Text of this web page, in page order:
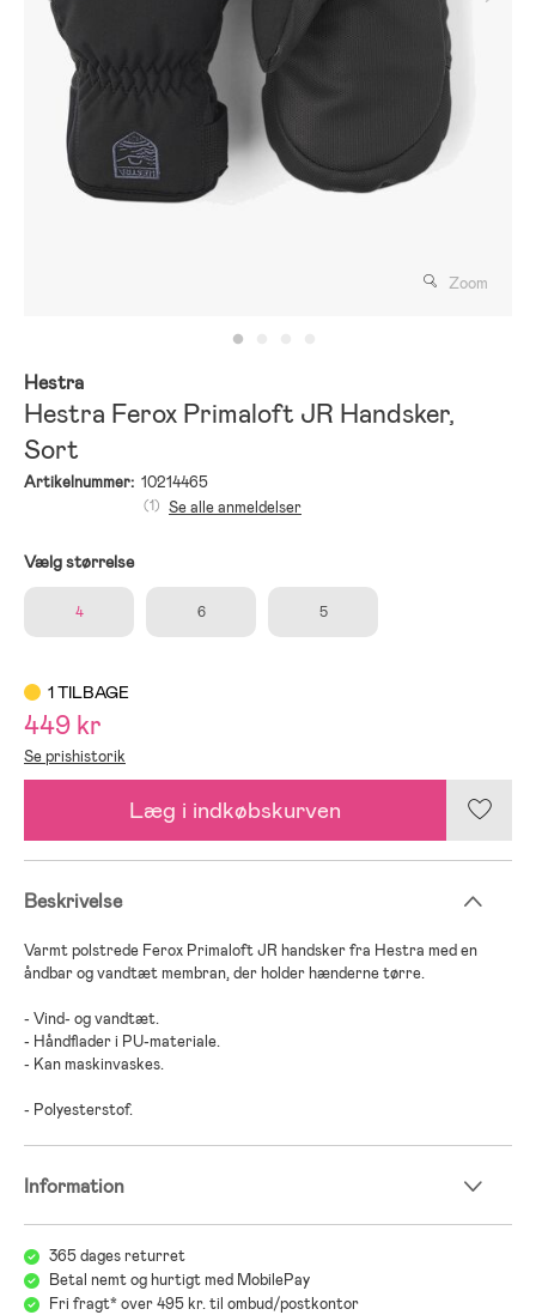
Zoom
Hestra
Hestra Ferox Primaloft JR Handsker,
Sort
Artikelnummer: 10214465
(1) Se alle anmeldelser
Vælg størrelse
4 6 5
1 TILBAGE
449 kr
Se prishistorik
Læg i indkøbskurven
Beskrivelse
Varmt polstrede Ferox Primaloft JR handsker fra Hestra med en
åndbar og vandtæt membran, der holder hænderne tørre.
- Vind- og vandtæt.
- Håndflader i PU-materiale.
- Kan maskinvaskes.
- Polyesterstof.
Information
365 dages returret
Betal nemt og hurtigt med MobilePay
Fri fragt* over 495 kr. til ombud/postkontor